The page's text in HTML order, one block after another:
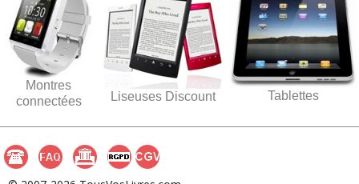
Montres
connectées
Liseuses Discount Tablettes